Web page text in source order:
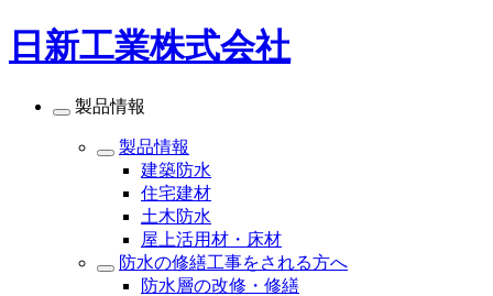
日新工業株式会社
製品情報
製品情報
建築防水
住宅建材
土木防水
屋上活用材・床材
防水の修繕工事をされる方へ
防水層の改修・修繕